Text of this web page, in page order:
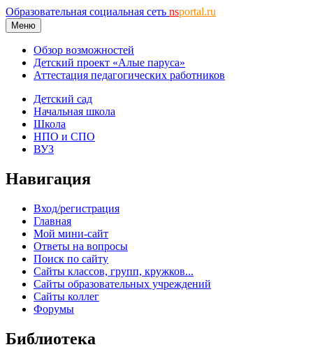
Образовательная социальная сеть nsportal.ru
Меню
Обзор возможностей
Детский проект «Алые паруса»
Аттестация педагогических работников
Детский сад
Начальная школа
Школа
НПО и СПО
ВУЗ
Навигация
Вход/регистрация
Главная
Мой мини-сайт
Ответы на вопросы
Поиск по сайту
Сайты классов, групп, кружков...
Сайты образовательных учреждений
Сайты коллег
Форумы
Библиотека